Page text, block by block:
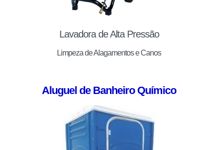
Lavadora de Alta Pressão
Limpeza de Alagamentos e Canos
Aluguel de Banheiro Químico